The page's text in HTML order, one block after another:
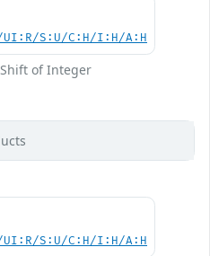
UI:R/S:U/C:H/I:H/A:H
of Integer
UI:R/S:U/C:H/I:H/A:H